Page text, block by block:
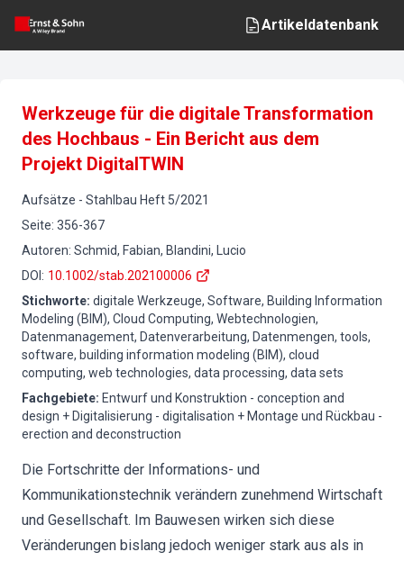
Artikeldatenbank
Werkzeuge für die digitale Transformation
des Hochbaus - Ein Bericht aus dem
Projekt DigitalTWIN
Aufsätze - Stahlbau Heft 5/2021
Seite: 356-367
Autoren: Schmid, Fabian, Blandini, Lucio
DOI : 10.1002/stab.202100006
Stichworte: digitale Werkzeuge, Software, Building Information
Modeling (BIM), Cloud Computing, Webtechnologien,
Datenmanagement, Datenverarbeitung, Datenmengen, tools,
software, building information modeling (BIM), cloud
computing, web technologies, data processing, data sets
Fachgebiete: Entwurf und Konstruktion - conception and
design + Digitalisierung - digitalisation + Montage und Rückbau -
erection and deconstruction
Die Fortschritte der Informations- und
Kommunikationstechnik verändern zunehmend Wirtschaft
und Gesellschaft. Im Bauwesen wirken sich diese
Veränderungen bislang jedoch weniger stark aus als in